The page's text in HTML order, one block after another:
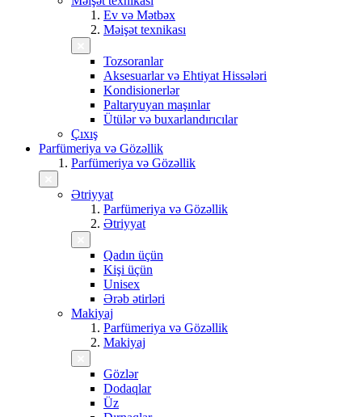
Ev və Mətbəx
Məişət texnikası
Tozsoranlar
Aksesuarlar və Ehtiyat Hissələri
Kondisionerlər
Paltaryuyan maşınlar
Ütülər və buxarlandırıcılar
Çıxış
Parfümeriya və Gözəllik
Parfümeriya və Gözəllik
Ətriyyat
Parfümeriya və Gözəllik
Ətriyyat
Qadın üçün
Kişi üçün
Unisex
Ərəb ətirləri
Makiyaj
Parfümeriya və Gözəllik
Makiyaj
Gözlər
Dodaqlar
Üz